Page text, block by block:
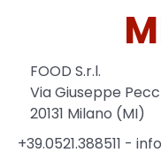
FOOD S.r.l.
Via Giuseppe
20131 Milano (MI)
+39.0521.388511 -